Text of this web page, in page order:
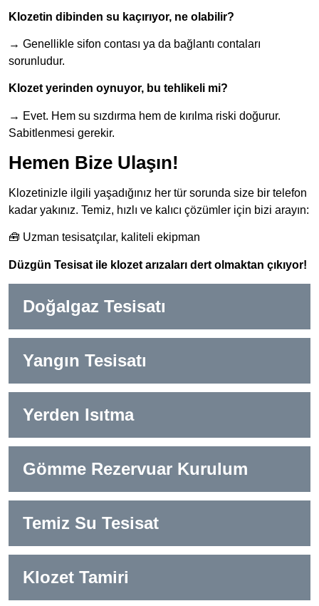
Doğalgaz Tesisatı
Yangın Tesisatı
Yerden Isıtma
Gömme Rezervuar Kurulum
Temiz Su Tesisat
Klozet Tamiri
Klozetin dibinden su kaçırıyor, ne olabilir?
→ Genellikle sifon contası ya da bağlantı contaları
sorunludur.
Klozet yerinden oynuyor, bu tehlikeli mi?
→ Evet. Hem su sızdırma hem de kırılma riski doğurur.
Sabitlenmesi gerekir.
Hemen Bize Ulaşın!
Klozetinizle ilgili yaşadığınız her tür sorunda size bir telefon
kadar yakınız. Temiz, hızlı ve kalıcı çözümler için bizi arayın:
🧰 Uzman tesisatçılar, kaliteli ekipman
Düzgün Tesisat ile klozet arızaları dert olmaktan çıkıyor!